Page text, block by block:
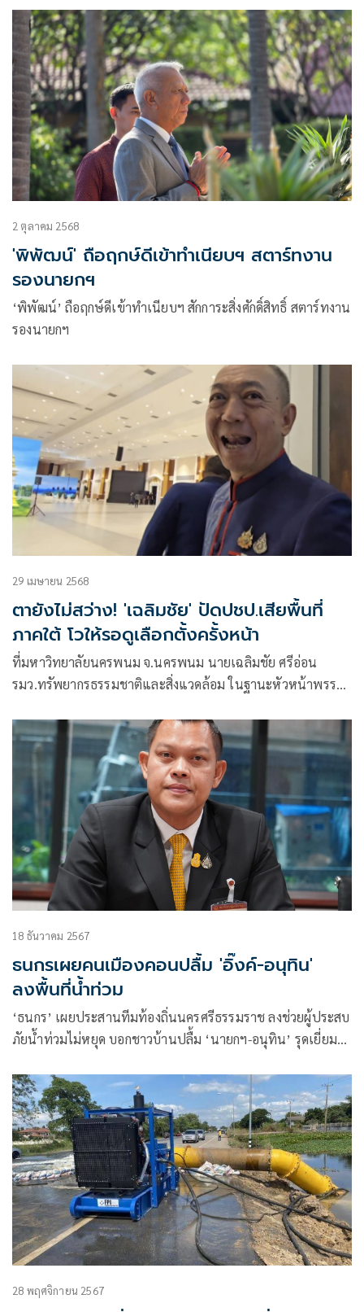
จ่ายเงินเยียวยาไม่ต้องรอน้ำลด
2 ตุลาคม 2568
'พิพัฒน์' ถือฤกษ์ดีเข้าทำเนียบฯ สตาร์ทงาน
รองนายกฯ
‘พิพัฒน์’ ถือฤกษ์ดีเข้าทำเนียบฯ สักการะสิ่งศักดิ์สิทธิ์ สตาร์ทงาน
รองนายกฯ
29 เมษายน 2568
ตายังไม่สว่าง! 'เฉลิมชัย' ปัดปชป.เสียพื้นที่
ภาคใต้ โวให้รอดูเลือกตั้งครั้งหน้า
ที่มหาวิทยาลัยนครพนม จ.นครพนม นายเฉลิมชัย ศรีอ่อน
รมว.ทรัพยากรธรรมชาติและสิ่งแวดล้อม ในฐานะหัวหน้าพรรค
18 ธันวาคม 2567
ธนกรเผยคนเมืองคอนปลื้ม 'อิ๊งค์-อนุทิน'
ลงพื้นที่น้ำท่วม
‘ธนกร’ เผยประสานทีมท้องถิ่นนครศรีธรรมราช ลงช่วยผู้ประสบ
ภัยน้ำท่วมไม่หยุด บอกชาวบ้านปลื้ม ‘นายกฯ-อนุทิน’ รุดเยี่ยม
สมทบ
28 พฤศจิกายน 2567